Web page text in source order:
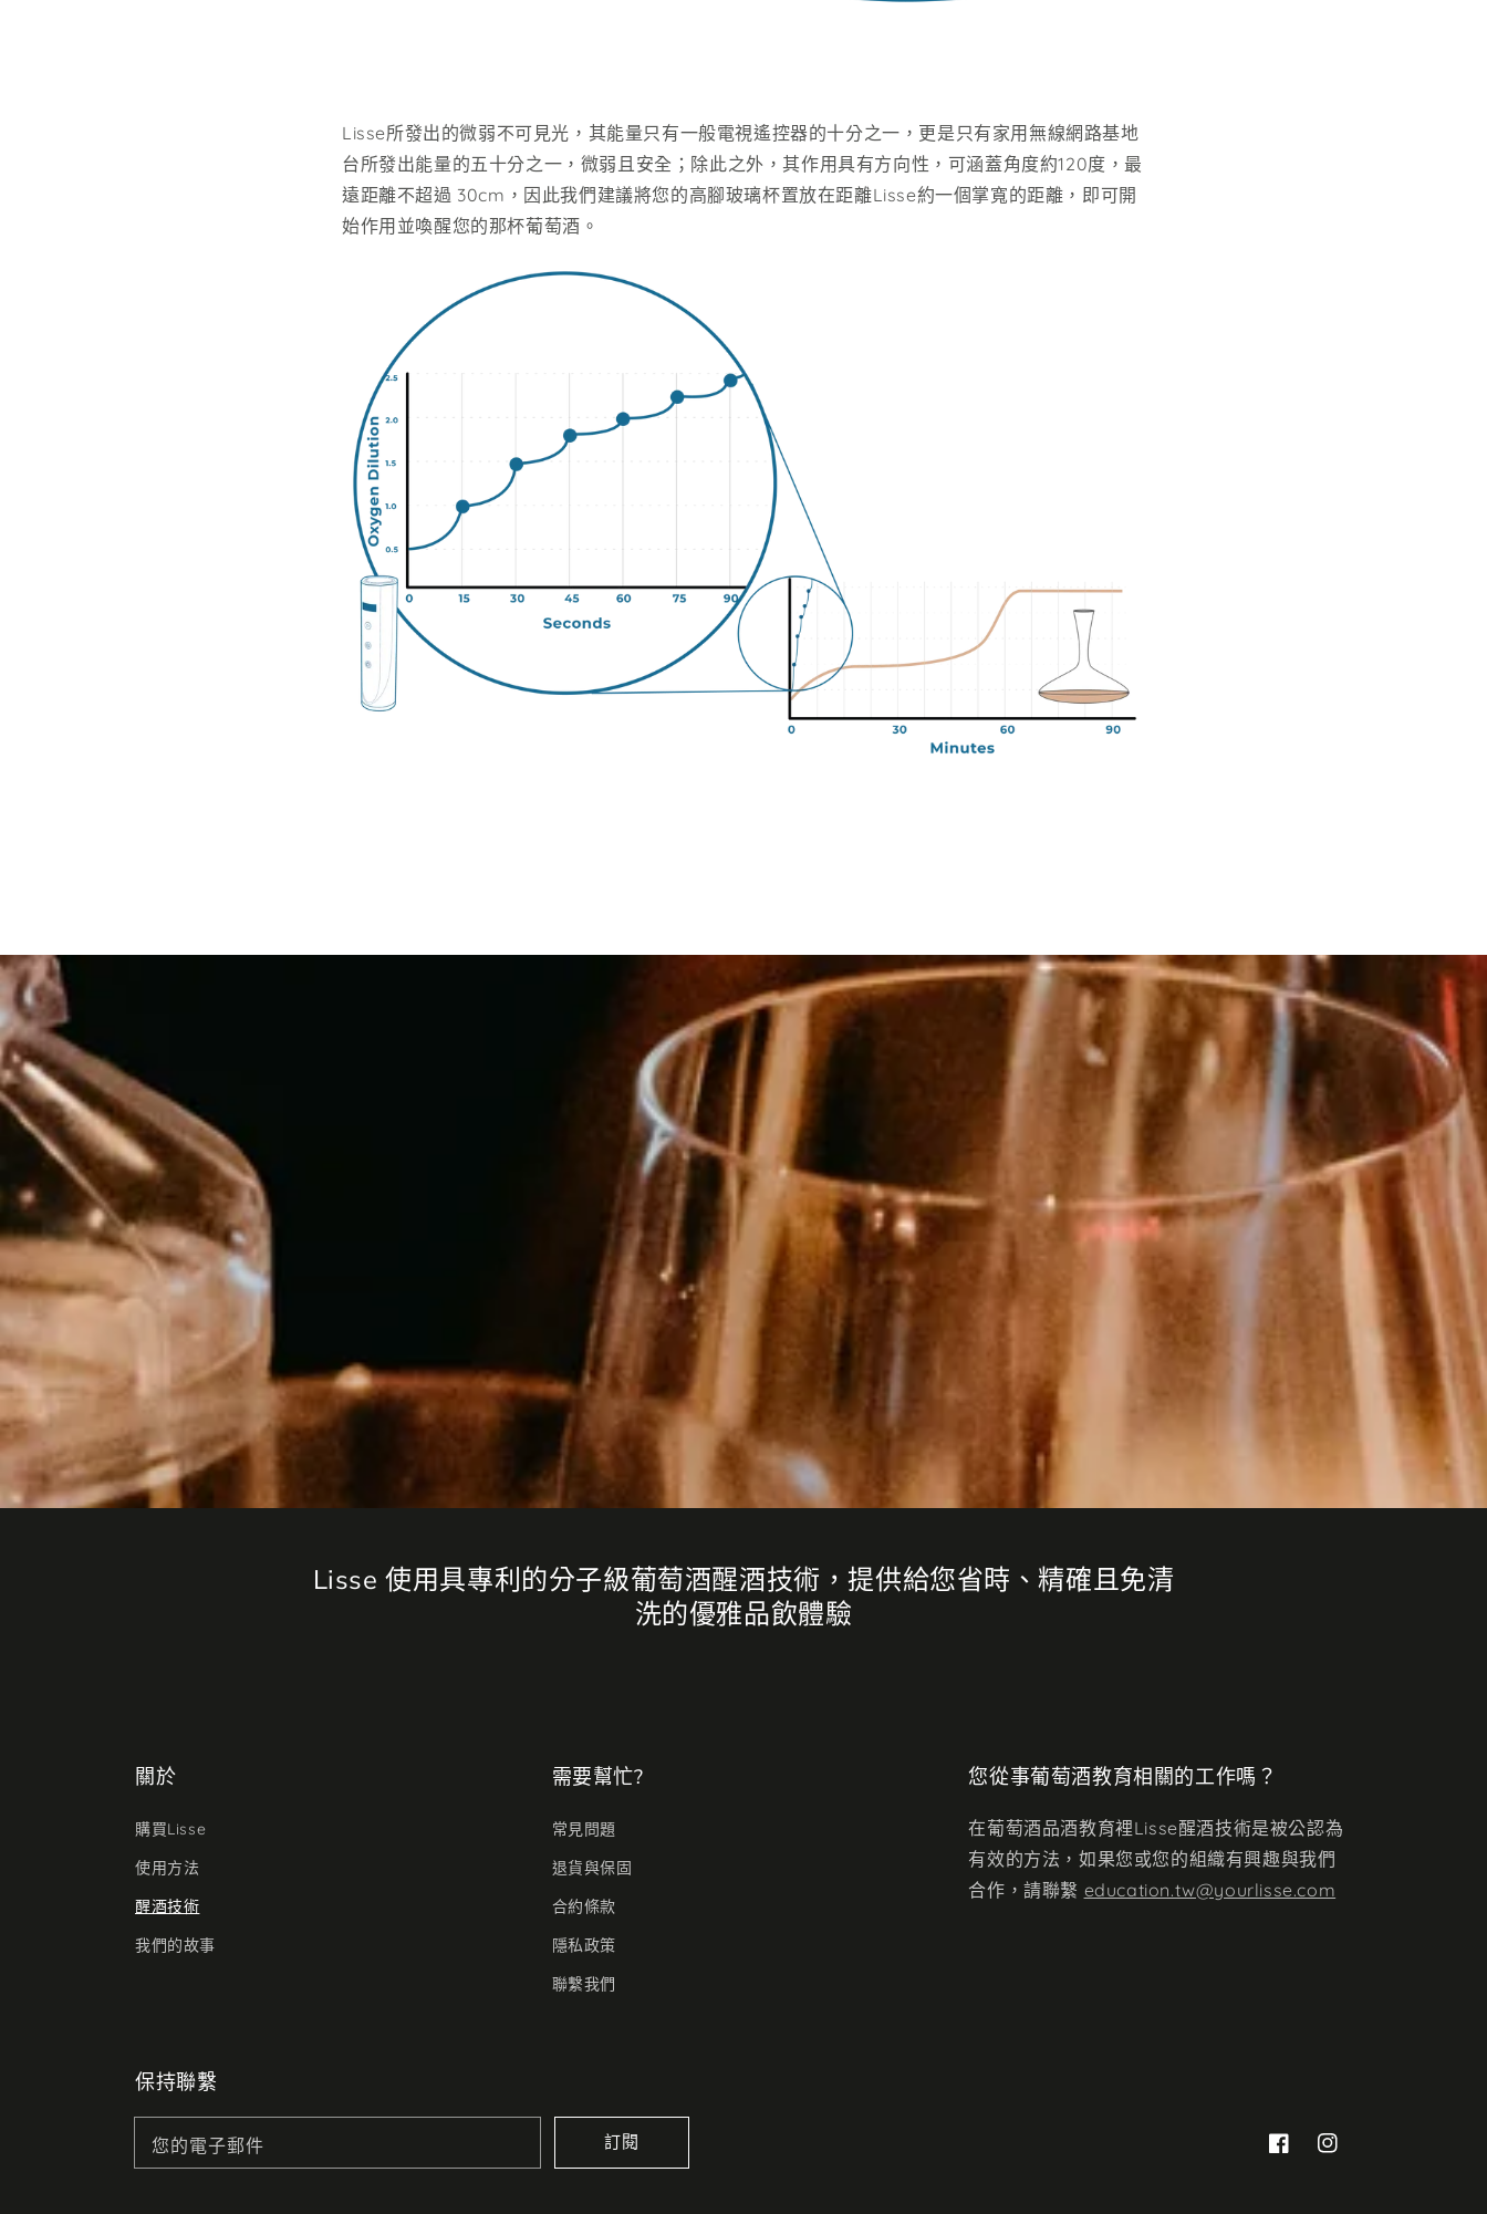
Lisse所發出的微弱不可見光，其能量只有一般電視遙控器的十分之一，更是只有家用無線網路基地
台所發出能量的五十分之一，微弱且安全；除此之外，其作用具有方向性，可涵蓋角度約120度，最
遠距離不超過 30cm，因此我們建議將您的高腳玻璃杯置放在距離Lisse約一個掌寬的距離，即可開
始作用並喚醒您的那杯葡萄酒。
Lisse 使用具專利的分子級葡萄酒醒酒技術，提供給您省時、精確且免清
洗的優雅品飲體驗
關於
購買Lisse
使用方法
醒酒技術
我們的故事
需要幫忙?
常見問題
退貨與保固
合約條款
隱私政策
聯繫我們
您從事葡萄酒教育相關的工作嗎？
在葡萄酒品酒教育裡Lisse醒酒技術是被公認為
有效的方法，如果您或您的組織有興趣與我們
合作，請聯繫 education.tw@yourlisse.com
保持聯繫
您的電子郵件 訂閱
FacebookInstagram